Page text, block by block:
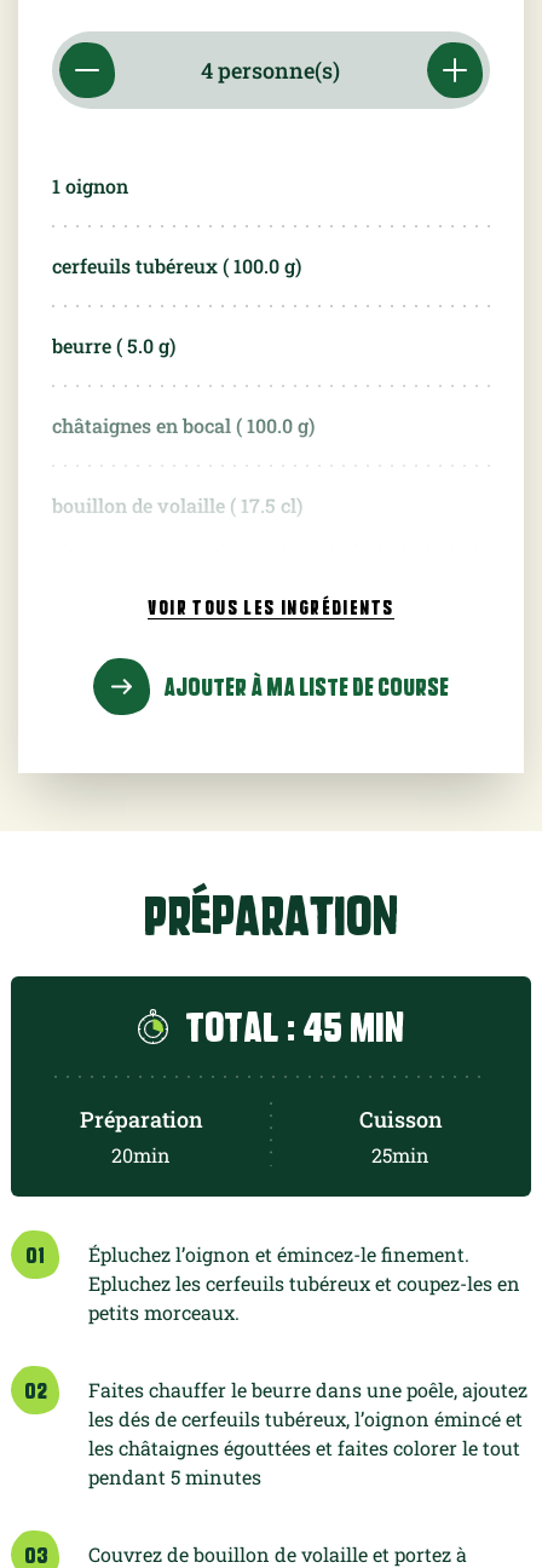
1 oignon
cerfeuils tubéreux (100.0g)
beurre (5.0g)
châtaignes en bocal (100.0g)
bouillon de volaille ( 17.5 cl)
crème liquide légère ( 2.5
sel et poivre du moulin
VOIR TOUS LES INGRÉDIENTS
AJOUTER À MA LISTE DE COURSE
Préparation
Total : 45 min
Préparation
20min
Cuisson
25min
01
Épluchez l’oignon et émincez-le finement.
Epluchez les cerfeuils tubéreux et coupez-les en
petits morceaux.
02
Faites chauffer le beurre dans une poêle, ajoutez
les dés de cerfeuils tubéreux, l’oignon émincé et
les châtaignes égouttées et faites colorer le tout
pendant 5 minutes
03
Couvrez de bouillon de volaille et portez à